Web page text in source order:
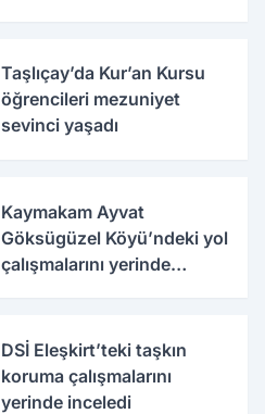
Taşlıçay’da Kur’an Kursu
öğrencileri mezuniyet
sevinci yaşadı
Kaymakam Ayvat
Göksügüzel Köyü’ndeki yol
çalışmalarını yerinde
DSİ Eleşkirt’teki taşkın
koruma çalışmalarını
yerinde inceledi